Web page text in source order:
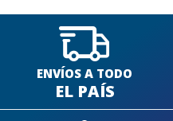
ENVÍOS A TODO
EL PAÍS